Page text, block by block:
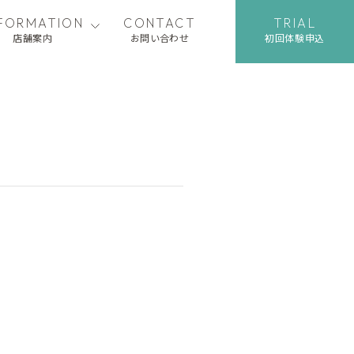
店舗案内
CONTACT
お問い合わせ
TRIAL
初回体験申込